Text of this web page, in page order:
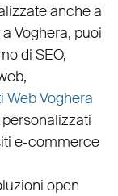
anche a
Voghera, puoi
di SEO,
,
Web Voghera
e-commerce
open